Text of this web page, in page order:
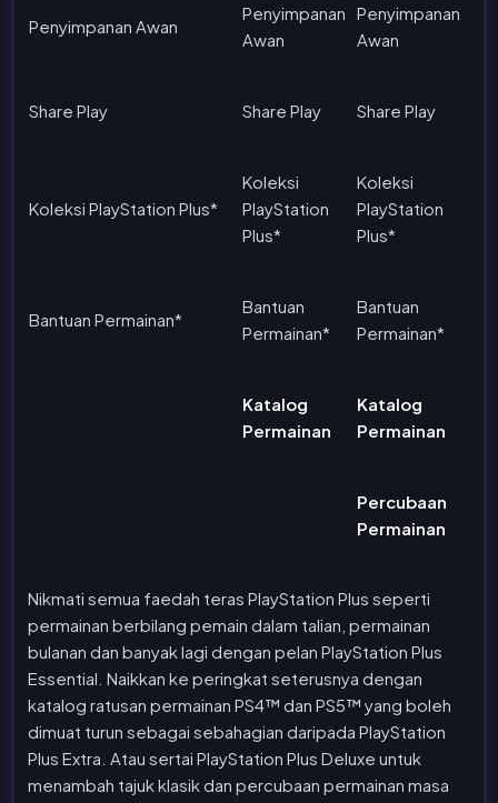
Penyimpanan Awan
Penyimpanan
Awan
Penyimpanan
Awan
Share Play Share Play Share Play
Koleksi PlayStation Plus*
Koleksi
PlayStation
Plus*
Koleksi
PlayStation
Plus*
Bantuan Permainan*
Bantuan
Permainan*
Bantuan
Permainan*
Katalog
Permainan
Katalog
Permainan
Percubaan
Permainan
Nikmati semua faedah teras PlayStation Plus seperti
permainan berbilang pemain dalam talian, permainan
bulanan dan banyak lagi dengan pelan PlayStation Plus
Essential. Naikkan ke peringkat seterusnya dengan
katalog ratusan permainan PS4™ dan PS5™ yang boleh
dimuat turun sebagai sebahagian daripada PlayStation
Plus Extra. Atau sertai PlayStation Plus Deluxe untuk
menambah tajuk klasik dan percubaan permainan masa